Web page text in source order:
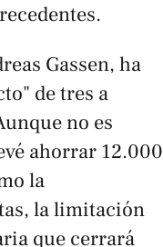
Gassen, ha
de tres a
no es
ahorrar 12.000
la
la limitación
que cerrará